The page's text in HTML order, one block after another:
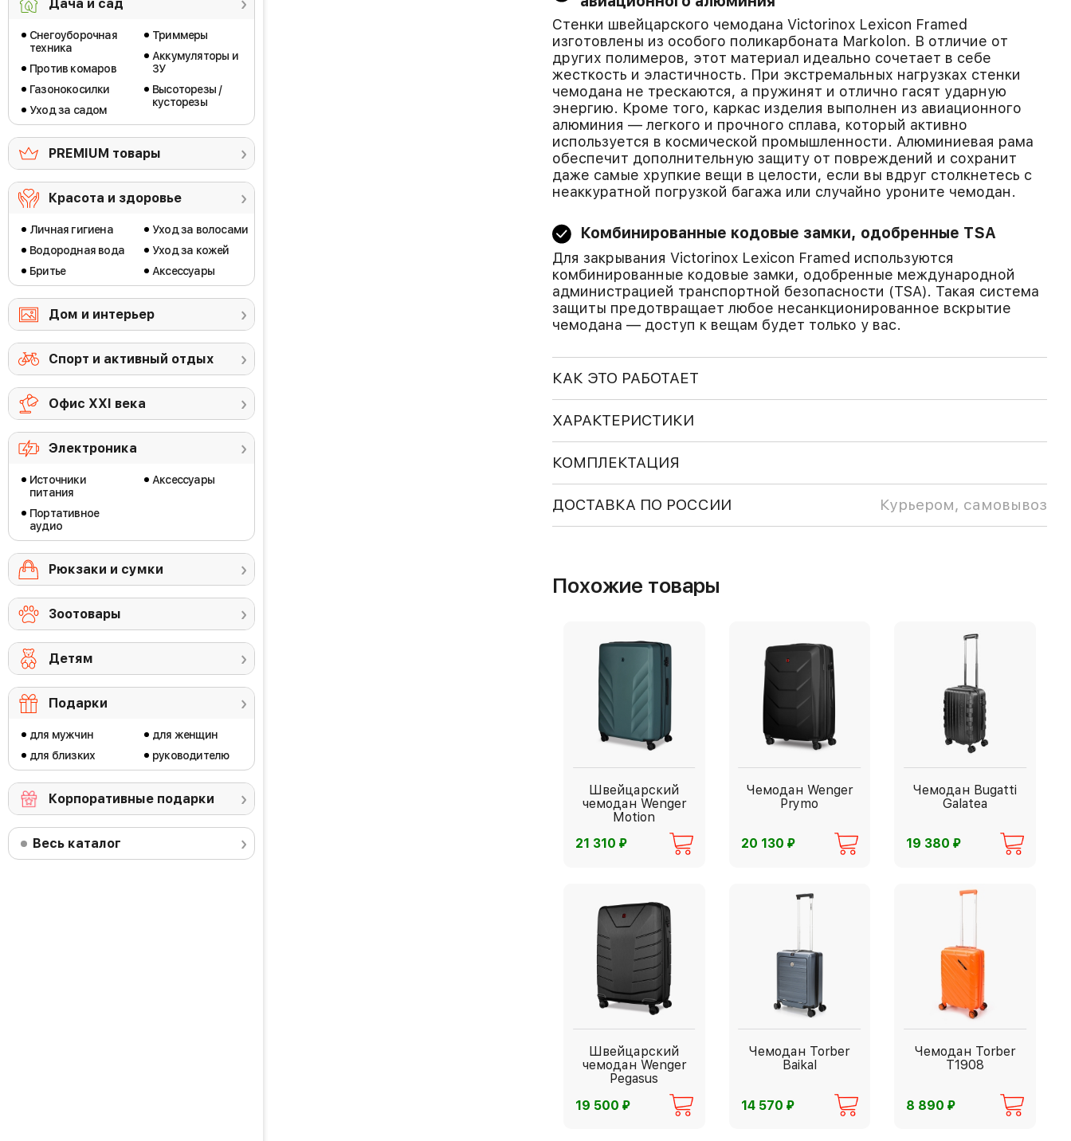
Дача и сад
Снегоуборочная
техника
Против комаров
Газонокосилки
Уход за садом
Триммеры
Аккумуляторы и
ЗУ
Высоторезы /
кусторезы
PREMIUM товары
Красота и здоровье
Личная гигиена
Водородная вода
Бритье
Уход за волосами
Уход за кожей
Аксессуары
Дом и интерьер
Спорт и активный отдых
Офис ХХI века
Электроника
Источники
питания
Портативное
аудио
Аксессуары
Рюкзаки и сумки
Зоотовары
Детям
Подарки
для мужчин
для близких
для женщин
руководителю
Корпоративные подарки
Весь каталог
Стенки швейцарского чемодана Victorinox Lexicon Framed
изготовлены из особого поликарбоната Markolon. В отличие от
других полимеров, этот материал идеально сочетает в себе
жесткость и эластичность. При экстремальных нагрузках стенки
чемодана не трескаются, а пружинят и отлично гасят ударную
энергию. Кроме того, каркас изделия выполнен из авиационного
алюминия — легкого и прочного сплава, который активно
используется в космической промышленности. Алюминиевая рама
обеспечит дополнительную защиту от повреждений и сохранит
даже самые хрупкие вещи в целости, если вы вдруг столкнетесь с
неаккуратной погрузкой багажа или случайно уроните чемодан.
Комбинированные кодовые замки, одобренные TSA
Для закрывания Victorinox Lexicon Framed используются
комбинированные кодовые замки, одобренные международной
администрацией транспортной безопасности (TSA). Такая система
защиты предотвращает любое несанкционированное вскрытие
чемодана — доступ к вещам будет только у вас.
КАК ЭТО РАБОТАЕТ
ХАРАКТЕРИСТИКИ
КОМПЛЕКТАЦИЯ
ДОСТАВКА ПО РОССИИ Курьером, самовывоз
Похожие товары
Швейцарский
чемодан Wenger
Motion
21 310 ⃏
Чемодан Wenger
Prymo
20 130 ⃏
Чемодан Bugatti
Galatea
19 380⃏
Швейцарский
чемодан Wenger
Pegasus
19 500 ⃏
Чемодан Torber
Baikal
14 570 ⃏
Чемодан Torber
T1908
8 890⃏